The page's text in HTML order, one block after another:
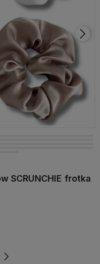
SCRUNCHIE frotka